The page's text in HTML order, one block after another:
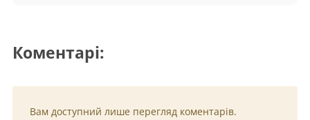
Коментарі:
Вам доступний лише перегляд коментарів.